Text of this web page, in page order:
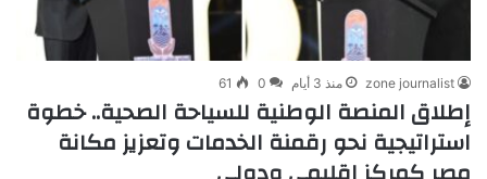
zone journalist منذ 3 أيام 0
61
إطلاق المنصة الوطنية للسياحة الصحية.. خطوة
استراتيجية نحو رقمنة الخدمات وتعزيز مكانة